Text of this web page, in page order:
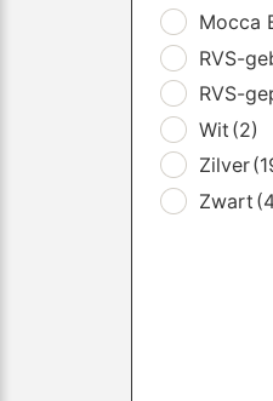
Mocca
RVS-
RVS-
Wit (2)
Zilver
Zwart